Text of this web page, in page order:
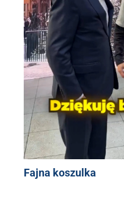
Fajna koszulka